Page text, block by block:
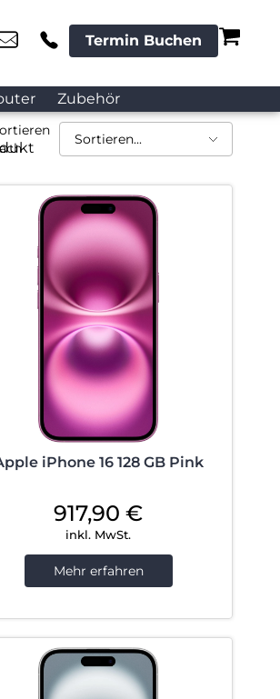
Termin Buchen
Zubehör
iPhone 16 128 GB Pink
917,90€
inkl. MwSt.
Mehr erfahren